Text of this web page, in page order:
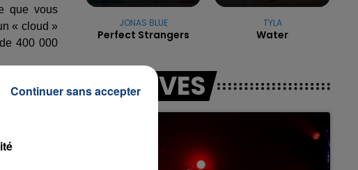
que vous
« cloud »
400 000
de
sur leurs
JONAS BLUE
Perfect Strangers
TYLA
Water
LES LIVES
Continuer sans accepter